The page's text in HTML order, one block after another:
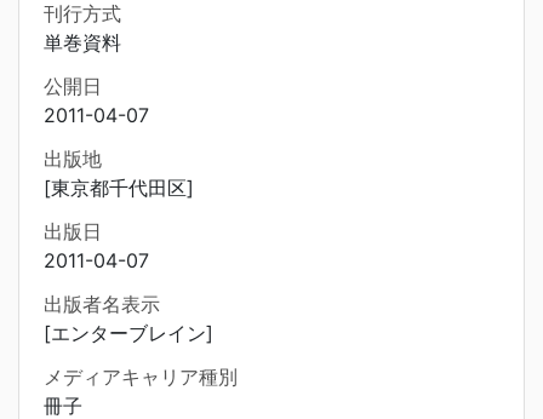
刊行方式
単巻資料
公開日
2011-04-07
出版地
[東京都千代田区]
出版日
2011-04-07
出版者名表示
[エンターブレイン]
メディアキャリア種別
冊子